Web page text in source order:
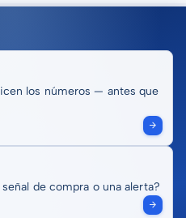
los números — antes que
de compra o una alerta?